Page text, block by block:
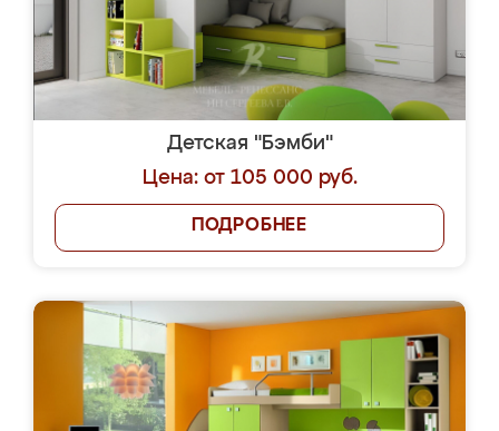
Детская "Бэмби"
Цена: от 105 000 руб.
ПОДРОБНЕЕ